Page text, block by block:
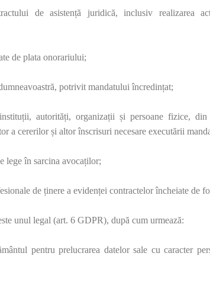
de asistență juridică, inclusiv realizarea
de plata onorariului;
potrivit mandatului încredințat;
autorități, organizații și persoane fizice,
a cererilor și altor înscrisuri necesare executării
lege în sarcina avocaților;
de ținere a evidenței contractelor încheiate de
unul legal (art. 6 GDPR), după cum urmează:
pentru prelucrarea datelor sale cu caracter